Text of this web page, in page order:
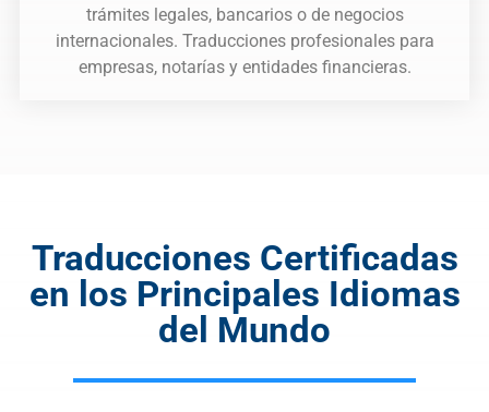
trámites legales, bancarios o de negocios
internacionales. Traducciones profesionales para
empresas, notarías y entidades financieras.
Traducciones Certificadas
en los Principales Idiomas
del Mundo